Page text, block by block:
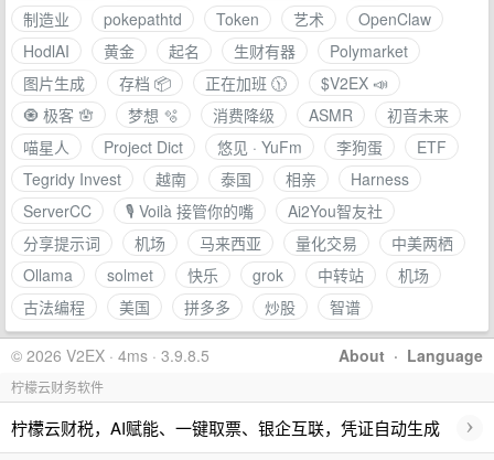
制造业
pokepathtd Token 艺术
OpenClaw
HodlAI
黄金 起名 生财有器
Polymarket
图片生成
存档 📦 正在加班 🕦
$V2E⁠X 📣
🧿 极客 🪬
梦想 🫧 消费降级 ASMR
初音未来
喵星人
Project Dict 悠见 · YuFm 李狗蛋
ETF
Tegridy Invest
越南 泰国 相亲
Harness
ServerCC
🎙 Voilà 接管你的嘴
Ai2You智友社
分享提示词
机场 马来西亚 量化交易
中美两栖
Ollama
solmet 快乐 grok 中转站
机场
古法编程
美国 拼多多 炒股 智谱
About · Language
© 2026 V2EX · 4ms · 3.9.8.5
柠檬云财务软件
柠檬云财税，AI赋能、一键取票、银企互联，凭证自动生成 ›